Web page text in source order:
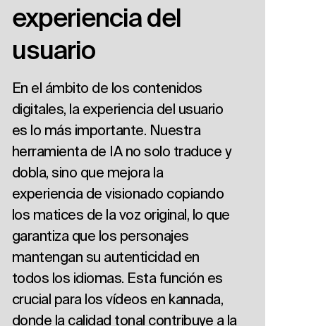
experiencia del
usuario
En el ámbito de los contenidos
digitales, la experiencia del usuario
es lo más importante. Nuestra
herramienta de IA no solo traduce y
dobla, sino que mejora la
experiencia de visionado copiando
los matices de la voz original, lo que
garantiza que los personajes
mantengan su autenticidad en
todos los idiomas. Esta función es
crucial para los vídeos en kannada,
donde la calidad tonal contribuye a la